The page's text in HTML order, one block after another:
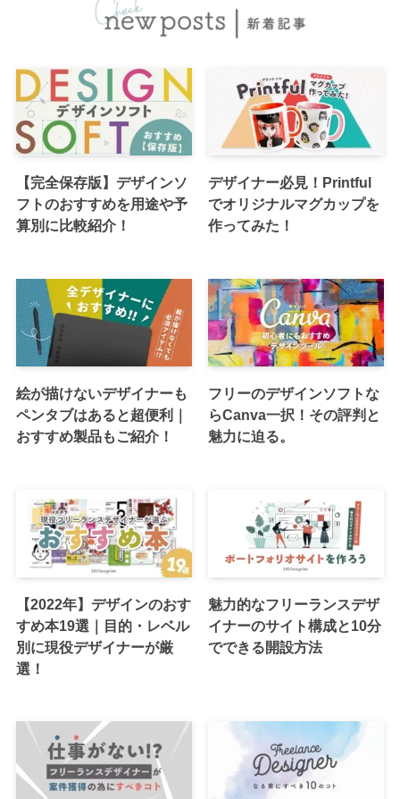
【完全保存版】デザインソ
フトのおすすめを用途や予
算別に比較紹介！
デザイナー必見！Printful
でオリジナルマグカップを
作ってみた！
絵が描けないデザイナーも
ペンタブはあると超便利｜
おすすめ製品もご紹介！
フリーのデザインソフトな
らCanva一択！その評判と
魅力に迫る。
【2022年】デザインのおす
すめ本19選｜目的・レベル
別に現役デザイナーが厳
選！
魅力的なフリーランスデザ
イナーのサイト構成と10分
でできる開設方法